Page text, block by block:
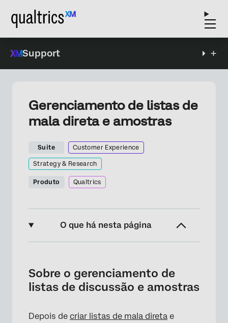
Support
Gerenciamento de listas de
mala direta e amostras
Suite Customer Experience
Strategy & Research
Produto Qualtrics
O que há nesta página
Pesquisa de listas de discussão
Pastas
Sobre o gerenciamento de
listas de discussão e amostras
Depois de criar listas de mala direta e